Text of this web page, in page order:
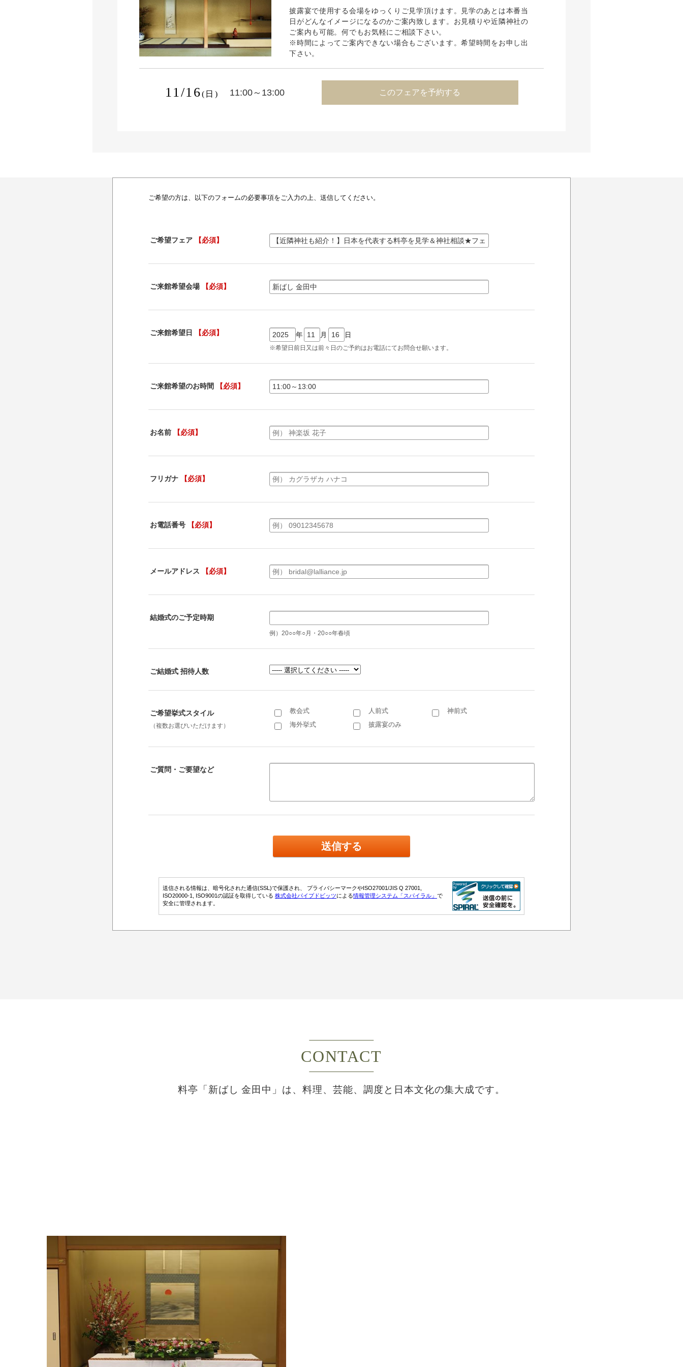
披露宴で使用する会場をゆっくりご見学頂けます。見学のあとは本番当
日がどんなイメージになるのかご案内致します。お見積りや近隣神社の
ご案内も可能。何でもお気軽にご相談下さい。
※時間によってご案内できない場合もございます。希望時間をお申し出
下さい。
11/16(日) 11:00～13:00 このフェアを予約する
CONTACT
料亭「新ばし 金田中」は、料理、芸能、調度と日本文化の集大成です。